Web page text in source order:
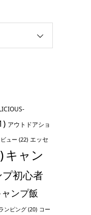
アウトドアショ
ュー (22) エッセ
キャン
プ初心者
ンプ飯
ンピング (20) コー